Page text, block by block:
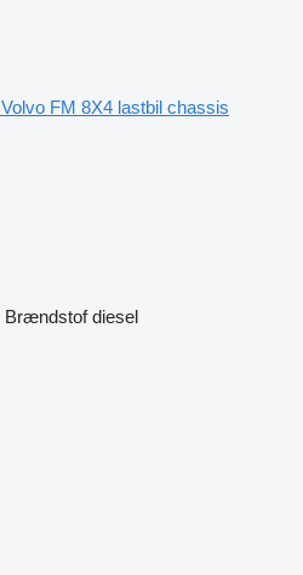
Volvo FM 8X4 lastbil chassis
Brændstof diesel